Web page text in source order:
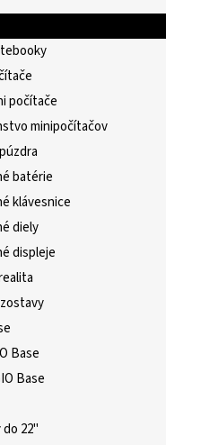
počítače
minipočítačov
batérie
klávesnice
diely
displeje
Base
Base
22"